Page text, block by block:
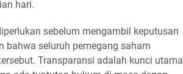
hari.
sebelum mengambil keputusan
bahwa seluruh pemegang saham
Transparansi adalah kunci utama